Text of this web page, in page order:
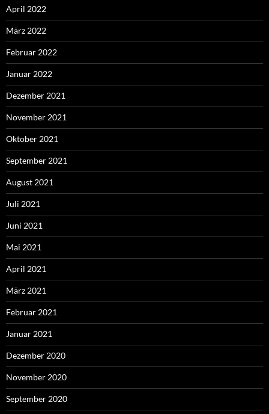
April 2022
März 2022
Februar 2022
Januar 2022
Dezember 2021
November 2021
Oktober 2021
September 2021
August 2021
Juli 2021
Juni 2021
Mai 2021
April 2021
März 2021
Februar 2021
Januar 2021
Dezember 2020
November 2020
September 2020